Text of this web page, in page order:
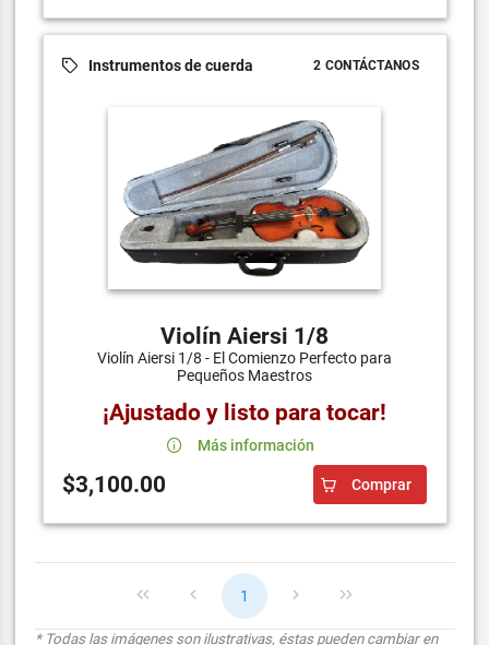
Instrumentos de cuerda 2 CONTÁCTANOS
Violín Aiersi 1/8
Violín Aiersi 1/8 - El Comienzo Perfecto para
Pequeños Maestros
¡Ajustado y listo para tocar!
Más información
$3,100.00 Comprar
1
* Todas las imágenes son ilustrativas, éstas pueden cambiar en